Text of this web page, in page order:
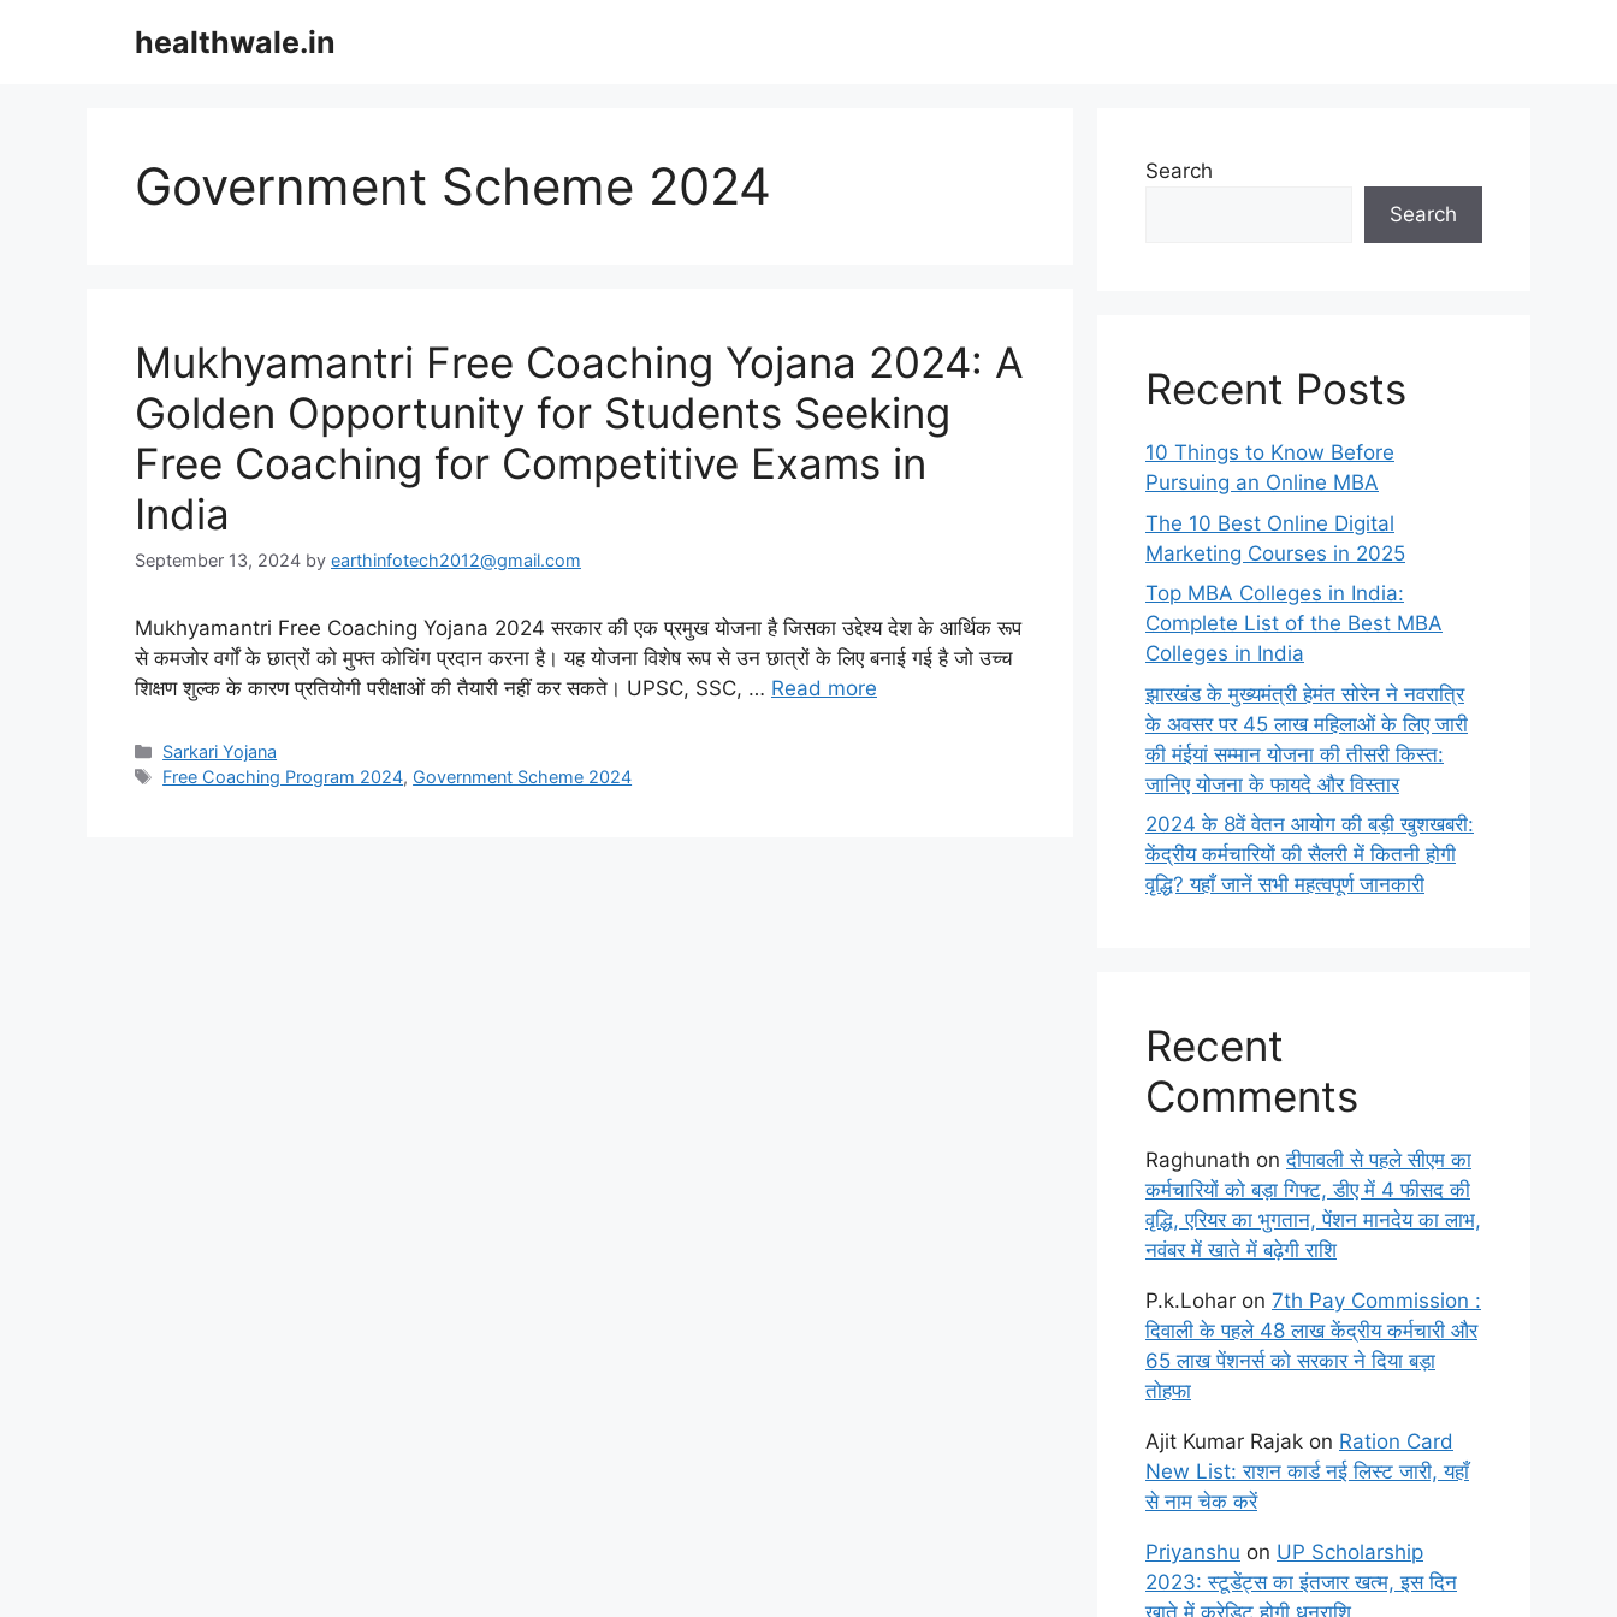
healthwale.in
Government Scheme 2024
Mukhyamantri Free Coaching Yojana 2024: A
Golden Opportunity for Students Seeking
Free Coaching for Competitive Exams in
India
September 13, 2024 by earthinfotech2012@gmail.com
Mukhyamantri Free Coaching Yojana 2024 सरकार की एक प्रमुख योजना है जिसका उद्देश्य देश के आर्थिक रूप
से कमजोर वर्गों के छात्रों को मुफ्त कोचिंग प्रदान करना है। यह योजना विशेष रूप से उन छात्रों के लिए बनाई गई है जो उच्च
शिक्षण शुल्क के कारण प्रतियोगी परीक्षाओं की तैयारी नहीं कर सकते। UPSC, SSC, … Read more
Categories
Sarkari Yojana
Tags
Free Coaching Program 2024, Government Scheme 2024
Search
Search
Recent Posts
10 Things to Know Before
Pursuing an Online MBA
The 10 Best Online Digital
Marketing Courses in 2025
Top MBA Colleges in India:
Complete List of the Best MBA
Colleges in India
झारखंड के मुख्यमंत्री हेमंत सोरेन ने नवरात्रि
के अवसर पर 45 लाख महिलाओं के लिए जारी
की मंईयां सम्मान योजना की तीसरी किस्त:
जानिए योजना के फायदे और विस्तार
2024 के 8वें वेतन आयोग की बड़ी खुशखबरी:
केंद्रीय कर्मचारियों की सैलरी में कितनी होगी
वृद्धि? यहाँ जानें सभी महत्वपूर्ण जानकारी
Recent
Comments
Raghunath onदीपावली से पहले सीएम का
कर्मचारियों को बड़ा गिफ्ट, डीए में 4 फीसद की
वृद्धि, एरियर का भुगतान, पेंशन मानदेय का लाभ,
नवंबर में खाते में बढ़ेगी राशि
P.k.Lohar on 7th Pay Commission :
दिवाली के पहले 48 लाख केंद्रीय कर्मचारी और
65 लाख पेंशनर्स को सरकार ने दिया बड़ा
तोहफा
Ajit Kumar Rajak on Ration Card
New List: राशन कार्ड नई लिस्ट जारी, यहाँ
से नाम चेक करें
Priyanshu on UP Scholarship
2023: स्टूडेंट्स का इंतजार खत्म, इस दिन
खाते में क्रेडिट होगी धनराशि